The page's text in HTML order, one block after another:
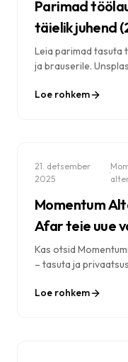
Parimad
täielik juhend
Leia parimad tasuta
ja brauserile.
taustapilte.
Loe rohkem
21. detsember
2025
·
Momentum
Afar teie uue
esimene valik
Kas otsid
– tasuta ja
vidinate ja andmete
Loe rohkem